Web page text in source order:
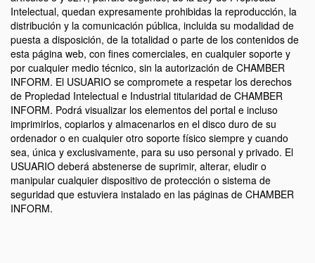
Intelectual, quedan expresamente prohibidas la reproducción, la
distribución y la comunicación pública, incluida su modalidad de
puesta a disposición, de la totalidad o parte de los contenidos de
esta página web, con fines comerciales, en cualquier soporte y
por cualquier medio técnico, sin la autorización de CHAMBER
INFORM. El USUARIO se compromete a respetar los derechos
de Propiedad Intelectual e Industrial titularidad de CHAMBER
INFORM. Podrá visualizar los elementos del portal e incluso
imprimirlos, copiarlos y almacenarlos en el disco duro de su
ordenador o en cualquier otro soporte físico siempre y cuando
sea, única y exclusivamente, para su uso personal y privado. El
USUARIO deberá abstenerse de suprimir, alterar, eludir o
manipular cualquier dispositivo de protección o sistema de
seguridad que estuviera instalado en las páginas de CHAMBER
INFORM.